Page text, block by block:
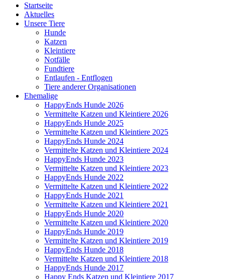
Startseite
Aktuelles
Unsere Tiere
Hunde
Katzen
Kleintiere
Notfälle
Fundtiere
Entlaufen - Entflogen
Tiere anderer Organisationen
Ehemalige
HappyEnds Hunde 2026
Vermittelte Katzen und Kleintiere 2026
HappyEnds Hunde 2025
Vermittelte Katzen und Kleintiere 2025
HappyEnds Hunde 2024
Vermittelte Katzen und Kleintiere 2024
HappyEnds Hunde 2023
Vermittelte Katzen und Kleintiere 2023
HappyEnds Hunde 2022
Vermittelte Katzen und Kleintiere 2022
HappyEnds Hunde 2021
Vermittelte Katzen und Kleintiere 2021
HappyEnds Hunde 2020
Vermittelte Katzen und Kleintiere 2020
HappyEnds Hunde 2019
Vermittelte Katzen und Kleintiere 2019
HappyEnds Hunde 2018
Vermittelte Katzen und Kleintiere 2018
HappyEnds Hunde 2017
Happy Ends Katzen und Kleintiere 2017